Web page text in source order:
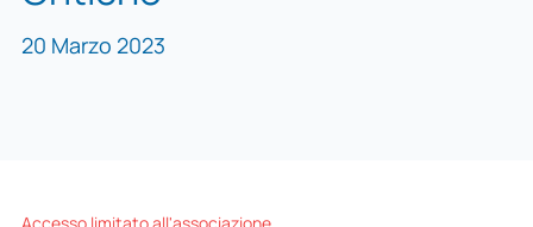
20 Marzo 2023
Accesso limitato all'associazione